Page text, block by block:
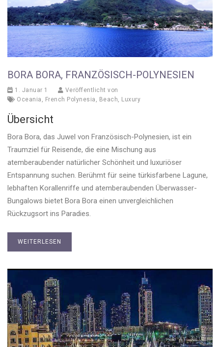
BORA BORA, FRANZÖSISCH-POLYNESIEN
1. Januar 1
Veröffentlicht von
Oceania , French Polynesia , Beach, Luxury
Übersicht
Bora Bora, das Juwel von Französisch-Polynesien, ist ein
Traumziel für Reisende, die eine Mischung aus
atemberaubender natürlicher Schönheit und luxuriöser
Entspannung suchen. Berühmt für seine türkisfarbene Lagune,
lebhaften Korallenriffe und atemberaubenden Überwasser-
Bungalows bietet Bora Bora einen unvergleichlichen
Rückzugsort ins Paradies.
WEITERLESEN